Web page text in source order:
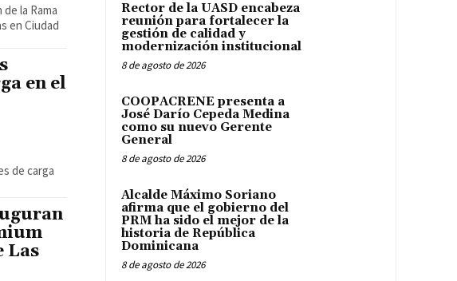
la Rama
en Ciudad
en el
de carga
Las
Rector de la UASD encabeza
reunión para fortalecer la
gestión de calidad y
modernización institucional
8 de agosto de 2026
COOPACRENE presenta a
José Darío Cepeda Medina
como su nuevo Gerente
General
8 de agosto de 2026
Alcalde Máximo Soriano
afirma que el gobierno del
PRM ha sido el mejor de la
historia de República
Dominicana
8 de agosto de 2026